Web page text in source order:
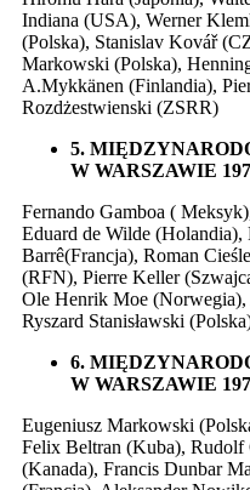
Indiana (USA), Werner
(Polska), Stanislav Kovář
Markowski (Polska),
A.Mykkänen (Finlandia),
Rozdżestwienski (ZSRR)
5.
W WARSZAWIE
Fernando Gamboa (
Eduard de Wilde
Barrê(Francja), Roman
(RFN), Pierre Keller
Ole Henrik Moe
Ryszard Stanisławski
6.
W WARSZAWIE
Eugeniusz Markowski
Felix Beltran (Kuba),
(Kanada), Francis Dunbar